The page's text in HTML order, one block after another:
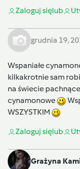
Zaloguj sięlub
grudnia 19,
Wspaniałe
kilkakrotnie sam
na świecie
cynamonowe
WSZYSTKIM
Zaloguj sięlub
Grażyna